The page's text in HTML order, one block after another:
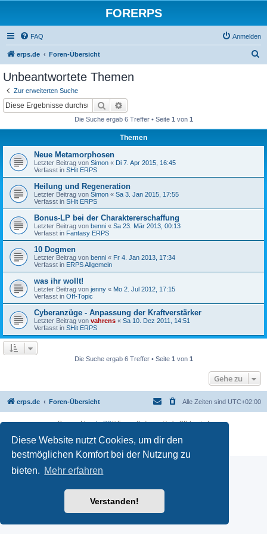
Diese Website nutzt Cookies, um dir den
bestmöglichen Komfort bei der Nutzung zu
bieten. Mehr erfahren
Verstanden!
FORERPS
FAQ Anmelden
erps.de Foren-Übersicht
Unbeantwortete Themen
Zur erweiterten Suche
Suche
Die Suche ergab 6 Treffer • Seite 1 von 1
Themen
Neue Metamorphosen
Letzter Beitrag von Simon « Di 7. Apr 2015, 16:45
Verfasst in SHit ERPS
Heilung und Regeneration
Letzter Beitrag von Simon « Sa 3. Jan 2015, 17:55
Verfasst in SHit ERPS
Bonus-LP bei der Charaktererschaffung
Letzter Beitrag von benni « Sa 23. Mär 2013, 00:13
Verfasst in Fantasy ERPS
10 Dogmen
Letzter Beitrag von benni « Fr 4. Jan 2013, 17:34
Verfasst in ERPS Allgemein
was ihr wollt!
Letzter Beitrag von jenny « Mo 2. Jul 2012, 17:15
Verfasst in Off-Topic
Cyberanzüge - Anpassung der Kraftverstärker
Letzter Beitrag von vahrens « Sa 10. Dez 2011, 14:51
Verfasst in SHit ERPS
Die Suche ergab 6 Treffer • Seite 1 von 1
Gehe zu
erps.de Foren-Übersicht Alle Zeiten sind UTC+02:00
Powered byphpBB® Forum Software © phpBB Limited
PRIVACY_LINK| TERMS_LINK